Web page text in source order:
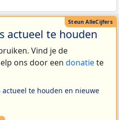
actueel te houden
Vind je de
ons door een donatiete
te houden en nieuwe